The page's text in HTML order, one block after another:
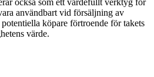
också som ett värdefullt verktyg för
användbart vid försäljning av
köpare förtroende för takets
värde.